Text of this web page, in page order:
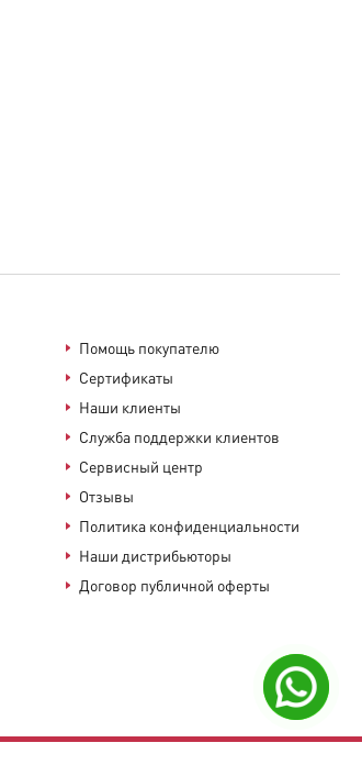
Помощь покупателю
Сертификаты
Наши клиенты
Служба поддержки клиентов
Сервисный центр
Отзывы
Политика конфиденциальности
Наши дистрибьюторы
Договор публичной оферты